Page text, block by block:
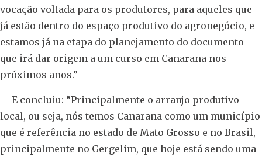
vocação voltada para os produtores, para aqueles que
já estão dentro do espaço produtivo do agronegócio, e
estamos já na etapa do planejamento do documento
que irá dar origem a um curso em Canarana nos
próximos anos.”
E concluiu: “Principalmente o arranjo produtivo
local, ou seja, nós temos Canarana como um município
que é referência no estado de Mato Grosso e no Brasil,
principalmente no Gergelim, que hoje está sendo uma